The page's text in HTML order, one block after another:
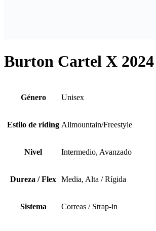
Burton Cartel X 2024
Género Unisex
Estilo de riding Allmountain/Freestyle
Nivel Intermedio, Avanzado
Dureza / Flex Media, Alta / Rígida
Sistema Correas / Strap-in